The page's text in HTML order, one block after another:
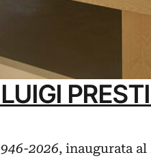
2026, inaugurata